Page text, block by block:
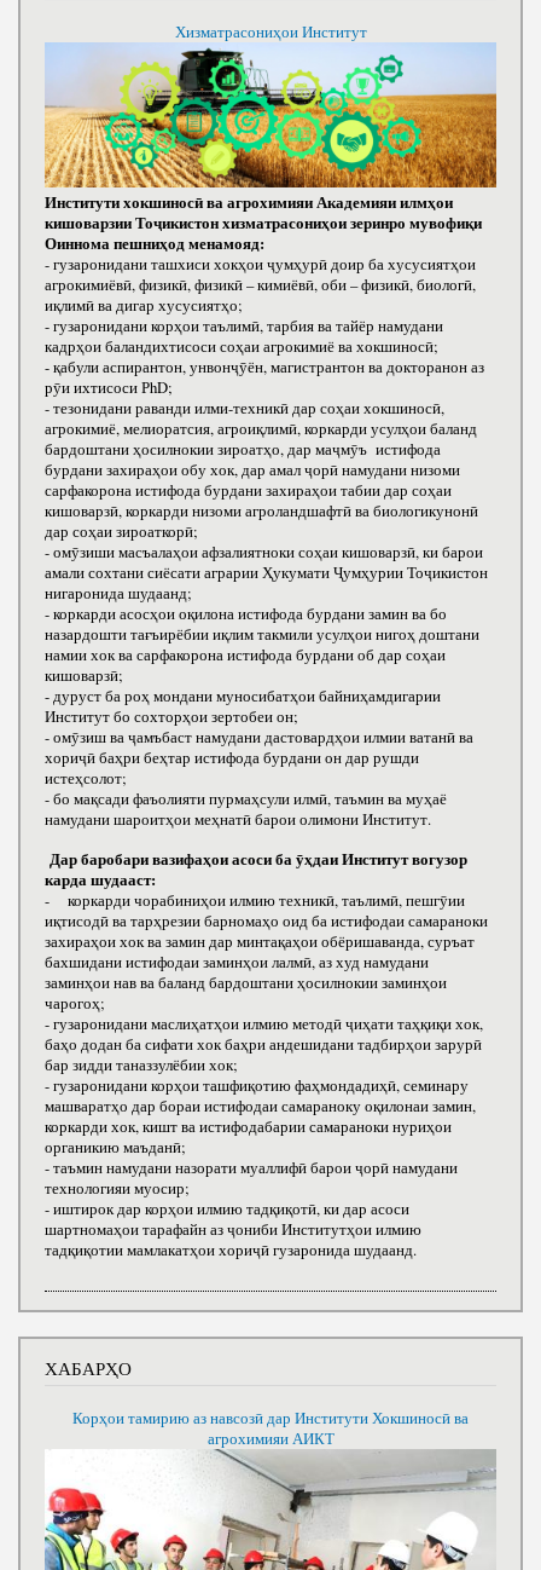
Хизматрасониҳои Институт
Институти хокшиносӣ ва агрохимияи Академияи илмҳои
кишоварзии Тоҷикистон хизматрасониҳои зеринро мувофиқи
Оиннома пешниҳод менамояд:
- гузаронидани ташхиси хокҳои ҷумҳурӣ доир ба хусусиятҳои
агрокимиёвӣ, физикӣ, физикӣ – кимиёвӣ, оби – физикӣ, биологӣ,
иқлимӣ ва дигар хусусиятҳо;
- гузаронидани корҳои таълимӣ, тарбия ва тайёр намудани
кадрҳои баландихтисоси соҳаи агрокимиё ва хокшиносӣ;
- қабули аспирантон, унвонҷӯён, магистрантон ва докторанон аз
рӯи ихтисоси РhD;
- тезонидани раванди илми-техникӣ дар соҳаи хокшиносӣ,
агрокимиё, мелиоратсия, агроиқлимӣ, коркарди усулҳои баланд
бардоштани ҳосилнокии зироатҳо, дар маҷмӯъ истифода
бурдани захираҳои обу хок, дар амал ҷорӣ намудани низоми
сарфакорона истифода бурдани захираҳои табии дар соҳаи
кишоварзӣ, коркарди низоми агроландшафтӣ ва биологикунонӣ
дар соҳаи зироаткорӣ;
- омӯзиши масъалаҳои афзалиятноки соҳаи кишоварзӣ, ки барои
амали сохтани сиёсати аграрии Ҳукумати Ҷумҳурии Тоҷикистон
нигаронида шудаанд;
- коркарди асосҳои оқилона истифода бурдани замин ва бо
назардошти тағъирёбии иқлим такмили усулҳои нигоҳ доштани
намии хок ва сарфакорона истифода бурдани об дар соҳаи
кишоварзӣ;
- дуруст ба роҳ мондани муносибатҳои байниҳамдигарии
Институт бо сохторҳои зертобеи он;
- омӯзиш ва ҷамъбаст намудани дастовардҳои илмии ватанӣ ва
хориҷӣ баҳри беҳтар истифода бурдани он дар рушди
истеҳсолот;
- бо мақсади фаъолияти пурмаҳсули илмӣ, таъмин ва муҳаё
намудани шароитҳои меҳнатӣ барои олимони Институт.
Дар баробари вазифаҳои асоси ба ӯҳдаи Институт вогузор
карда шудааст:
- коркарди чорабиниҳои илмию техникӣ, таълимӣ, пешгӯии
иқтисодӣ ва тарҳрезии барномаҳо оид ба истифодаи самараноки
захираҳои хок ва замин дар минтақаҳои обёришаванда, суръат
бахшидани истифодаи заминҳои лалмӣ, аз худ намудани
заминҳои нав ва баланд бардоштани ҳосилнокии заминҳои
чарогоҳ;
- гузаронидани маслиҳатҳои илмию методӣ ҷиҳати таҳқиқи хок,
баҳо додан ба сифати хок баҳри андешидани тадбирҳои зарурӣ
бар зидди таназзулёбии хок;
- гузаронидани корҳои ташфиқотию фаҳмондадиҳӣ, семинару
машваратҳо дар бораи истифодаи самараноку оқилонаи замин,
коркарди хок, кишт ва истифодабарии самараноки нуриҳои
органикию маъданӣ;
- таъмин намудани назорати муаллифӣ барои ҷорӣ намудани
технологияи муосир;
- иштирок дар корҳои илмию тадқиқотӣ, ки дар асоси
шартномаҳои тарафайн аз ҷониби Институтҳои илмию
тадқиқотии мамлакатҳои хориҷӣ гузаронида шудаанд.
ХАБАРҲО
Корҳои тамирию аз навсозӣ дар Институти Хокшиносӣ ва
агрохимияи АИКТ